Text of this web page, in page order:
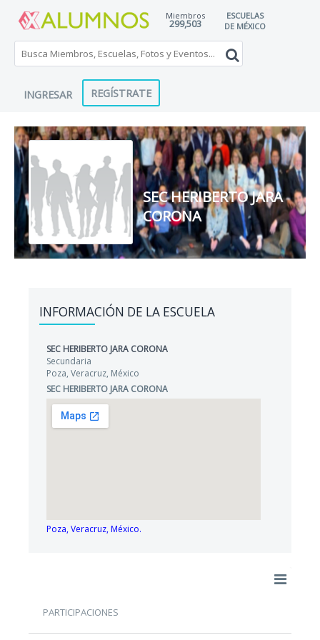
Miembros
299,503
ESCUELAS
DE MÉXICO
INGRESAR REGÍSTRATE
SEC HERIBERTO JARA
CORONA
INFORMACIÓN DE LA ESCUELA
SEC HERIBERTO JARA CORONA
Secundaria
Poza, Veracruz, México
SEC HERIBERTO JARA CORONA
Poza, Veracruz, México.
PARTICIPACIONES